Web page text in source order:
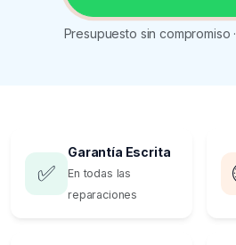
Presupuesto sin compromiso
✅
Garantía Escrita
En todas las
reparaciones